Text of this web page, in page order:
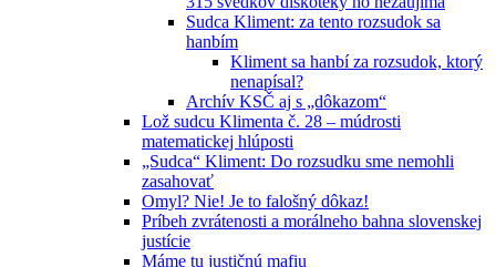
Sudca Kliment: za tento rozsudok sa
hanbím
Kliment sa hanbí za rozsudok, ktorý
nenapísal?
Archív KSČ aj s „dôkazom“
Lož sudcu Klimenta č. 28 – múdrosti
matematickej hlúposti
„Sudca“ Kliment: Do rozsudku sme nemohli
zasahovať
Omyl? Nie! Je to falošný dôkaz!
Príbeh zvrátenosti a morálneho bahna slovenskej
justície
Máme tu justičnú mafiu